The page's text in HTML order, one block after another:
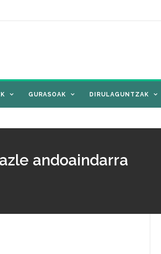
GURASOAK DIRULAGUNTZAK
andoaindarra